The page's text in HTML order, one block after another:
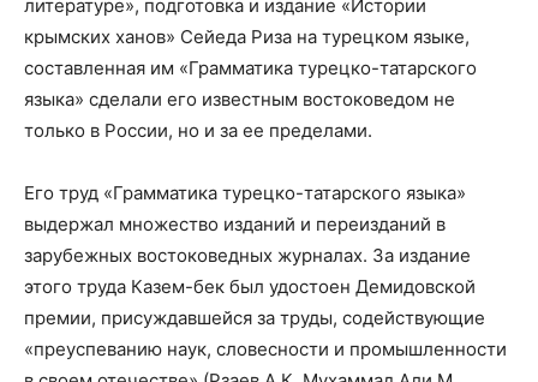
литературе», подготовка и издание «Истории
крымских ханов» Сейеда Риза на турецком языке,
составленная им «Грамматика турецко-татарского
языка» сделали его известным востоковедом не
только в России, но и за ее пределами.
Его труд «Грамматика турецко-татарского языка»
выдержал множество изданий и переизданий в
зарубежных востоковедных журналах. За издание
этого труда Казем-бек был удостоен Демидовской
премии, присуждавшейся за труды, содействующие
«преуспеванию наук, словесности и промышленности